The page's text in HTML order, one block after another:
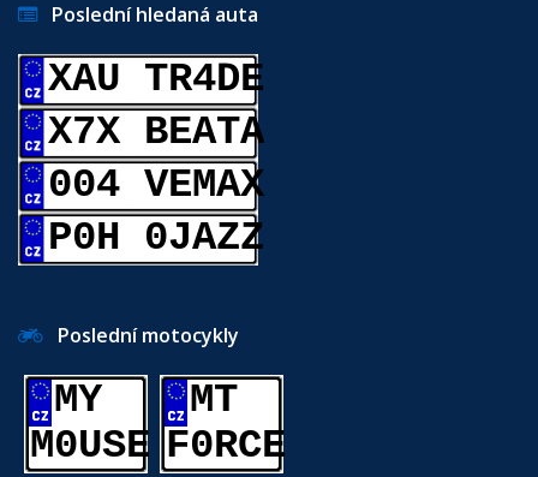
Poslední hledaná auta
XAU TR4DE
X7X BEATA
004 VEMAX
P0H 0JAZZ
Poslední motocykly
MY
M0USE
MT
F0RCE